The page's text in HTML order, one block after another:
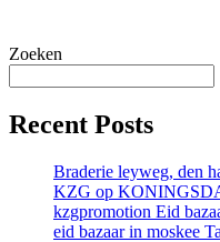
Zoeken
Recent Posts
Braderie leyweg, den
KZG op
kzgpromotion Eid
eid bazaar in moskee